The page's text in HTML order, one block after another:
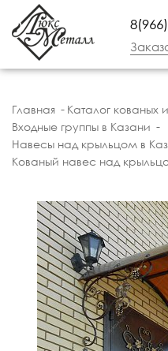
Главная
Каталог кованых
Входные группы в Казани
Навесы над крыльцом в
Кованый навес над